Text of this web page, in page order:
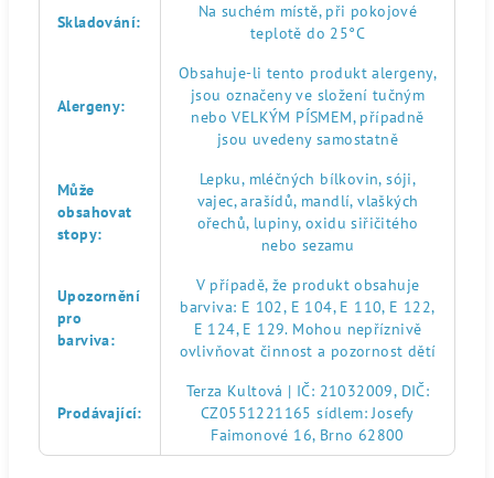
Skladování:
Na suchém místě, při pokojové
teplotě do 25°C
Alergeny:
Obsahuje-li tento produkt alergeny,
jsou označeny ve složení tučným
nebo VELKÝM PÍSMEM, případně
jsou uvedeny samostatně
Může
obsahovat
stopy:
Lepku, mléčných bílkovin, sóji,
vajec, arašídů, mandlí, vlaškých
ořechů, lupiny, oxidu siřičitého
nebo sezamu
Upozornění
pro
barviva:
V případě, že produkt obsahuje
barviva: E 102, E 104, E 110, E 122,
E 124, E 129. Mohou nepříznivě
ovlivňovat činnost a pozornost dětí
Prodávající:
Terza Kultová | IČ: 21032009, DIČ:
CZ0551221165 sídlem: Josefy
Faimonové 16, Brno 62800